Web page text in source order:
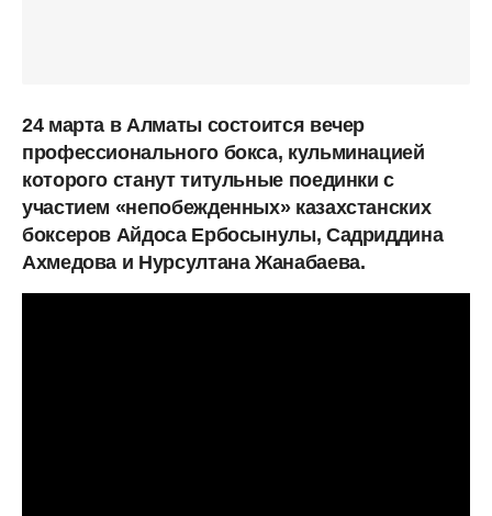
24 марта в Алматы состоится вечер
профессионального бокса, кульминацией
которого станут титульные поединки с
участием «непобежденных» казахстанских
боксеров Айдоса Ербосынулы, Садриддина
Ахмедова и Нурсултана Жанабаева.